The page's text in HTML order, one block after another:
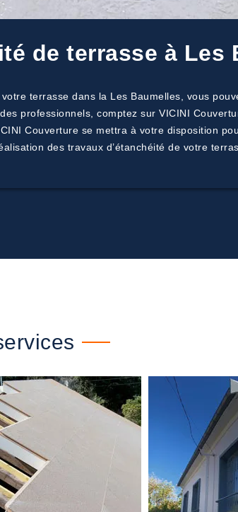
de terrasse à Les
terrasse dans la Les Baumelles, vous
professionnels, comptez sur VICINI
Couverture se mettra à votre disposition
des travaux d’étanchéité de votre